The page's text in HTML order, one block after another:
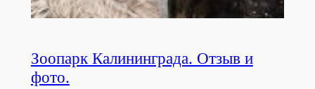
Зоопарк Калининграда. Отзыв и
фото.